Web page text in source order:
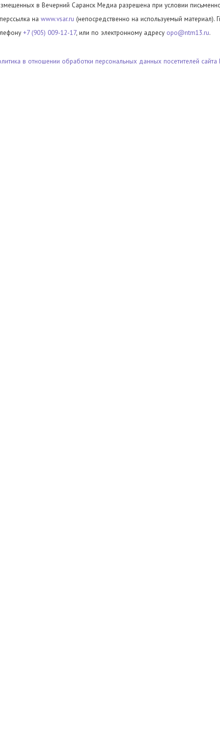
в Вечерний Саранск Медиа разрешена при условии
на www.vsar.ru (непосредственно на используемый материал).
+7 (905) 009-12-17, или по электронному адресу opo@ntm13.ru.
в отношении обработки персональных данных посетителей